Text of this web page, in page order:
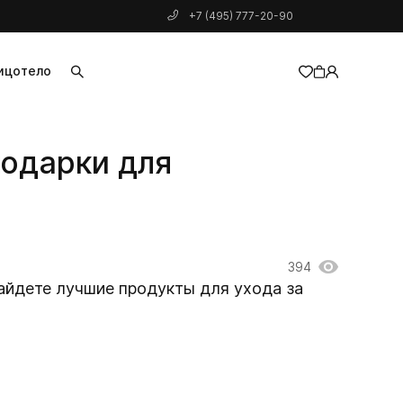
+7 (495) 777-20-90
тело
для
394
лучшие продукты для ухода за